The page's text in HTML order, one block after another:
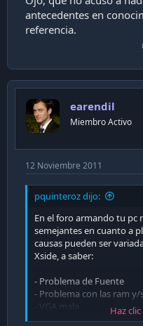
antecedentes en
referencia.
earendil
Miembro Activo
12 Noviembre 2011
pquinteroz dijo:
En el foro armando tu pc
semejantes en cuanto a
causas pueden ser
Xside, a saber:
- Problema de Fuente
- Problema con las ram
- VGA mala
- Mal contacto del cooler
Haz